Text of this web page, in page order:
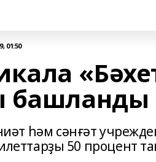
01:50
башланды
һәм сәнғәт
50 процент